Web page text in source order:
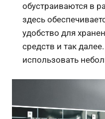
обустраиваются в
здесь
удобство для
средств и так
использовать